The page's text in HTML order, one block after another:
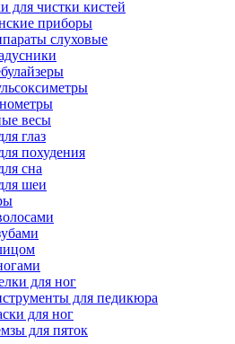
для чистки кистей
приборы
слуховые
весы
глаз
похудения
сна
шеи
для ног
для педикюра
для ног
для пяток